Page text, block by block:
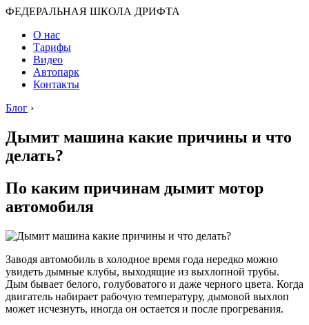
ФЕДЕРАЛЬНАЯ ШКОЛА ДРИФТА
О нас
Тарифы
Видео
Автопарк
Контакты
Блог ›
Дымит машина какие причины и что
делать?
По каким причинам дымит мотор
автомобиля
Заводя автомобиль в холодное время года нередко можно
увидеть дымные клубы, выходящие из выхлопной трубы.
Дым бывает белого, голубоватого и даже черного цвета. Когда
двигатель набирает рабочую температуру, дымовой выхлоп
может исчезнуть, иногда он остается и после прогревания.